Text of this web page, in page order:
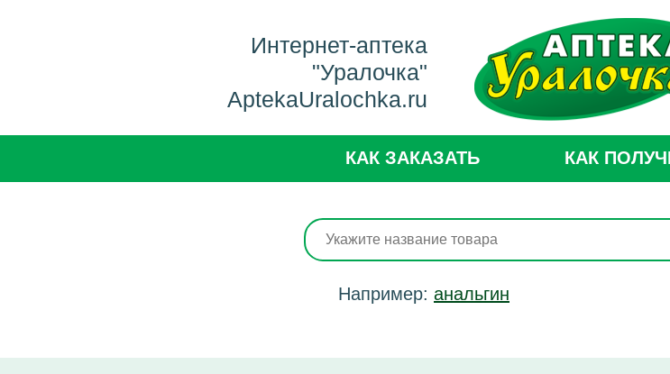
Интернет-аптека
"Уралочка"
AptekaUralochka.ru
КАК ЗАКАЗАТЬ КАК
Например: анальгин